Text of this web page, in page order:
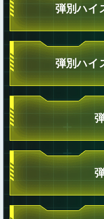
弾別ハイ
弾別ハイ